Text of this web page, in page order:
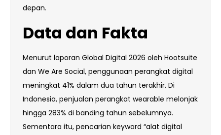
depan.
Data dan Fakta
Menurut laporan Global Digital 2026 oleh Hootsuite
dan We Are Social, penggunaan perangkat digital
meningkat 41% dalam dua tahun terakhir. Di
Indonesia, penjualan perangkat wearable melonjak
hingga 283% di banding tahun sebelumnya.
Sementara itu, pencarian keyword “alat digital